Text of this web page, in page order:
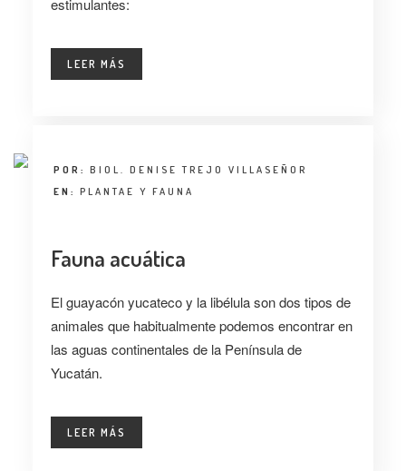
LEER MÁS
POR: BIOL. DENISE TREJO VILLASEÑOR
EN: PLANTAE Y FAUNA
Fauna acuática
El guayacón yucateco y la libélula son dos tipos de
animales que habitualmente podemos encontrar en
las aguas continentales de la Península de
Yucatán.
LEER MÁS